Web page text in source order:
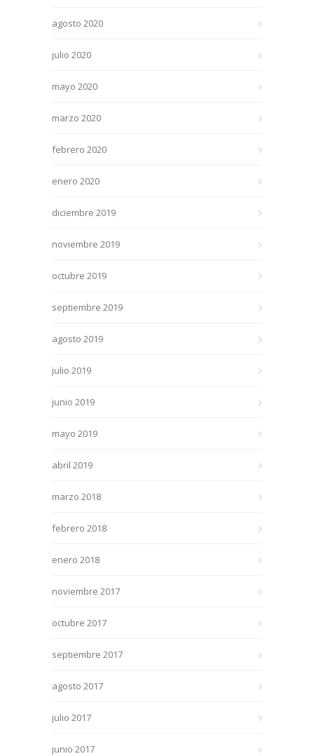
agosto 2020
julio 2020
mayo 2020
marzo 2020
febrero 2020
enero 2020
diciembre 2019
noviembre 2019
octubre 2019
septiembre 2019
agosto 2019
julio 2019
junio 2019
mayo 2019
abril 2019
marzo 2018
febrero 2018
enero 2018
noviembre 2017
octubre 2017
septiembre 2017
agosto 2017
julio 2017
junio 2017